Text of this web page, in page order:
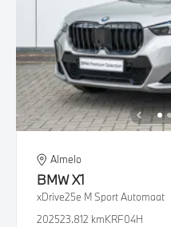
Almelo
BMWX1
xDrive25e M Sport Automaat
202523.812 kmKRF04H